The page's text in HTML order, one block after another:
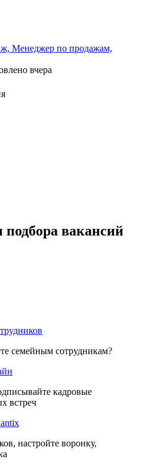
Менеджер по продажам,
вчера
вакансий
семейным сотрудникам?
кадровые
встреч
настройте воронку,